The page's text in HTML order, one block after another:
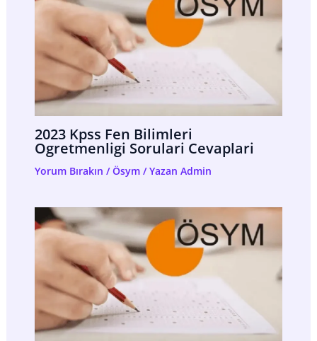
2023 Kpss Fen Bilimleri
Ogretmenligi Sorulari Cevaplari
Yorum Bırakın /Ösym/ Yazan Admin